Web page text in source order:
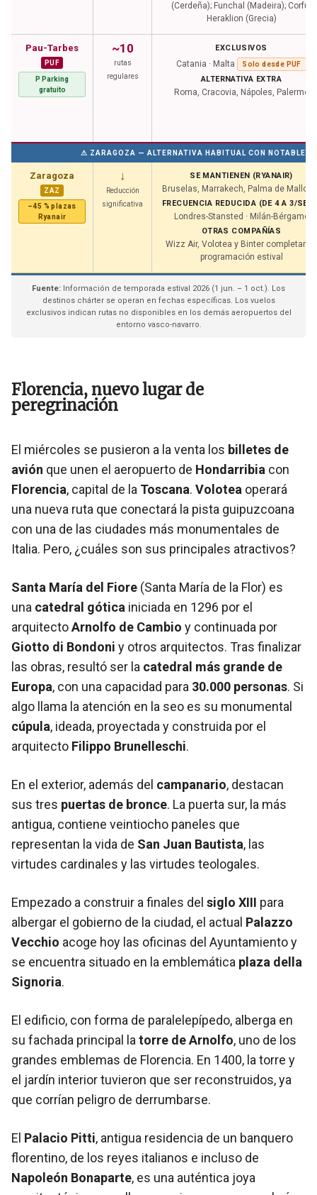
(Cerdeña); Funchal (Madeira); Corfú,
Heraklion (Grecia)
Pau-Tarbes
PUF
P Parking
gratuito
~10
rutas
regulares
EXCLUSIVOS
Catania · Malta Solo desde PUF
ALTERNATIVA EXTRA
Roma, Cracovia, Nápoles, Palermo
⚠ ZARAGOZA — ALTERNATIVA HABITUAL CON NOTABLE
Zaragoza
ZAZ
–45 % plazas
Ryanair
↓
Reducción
significativa
SE MANTIENEN (RYANAIR)
Bruselas, Marrakech, Palma de
FRECUENCIA REDUCIDA (DE 4 A 3/
Londres-Stansted · Milán-Bérgamo
OTRAS COMPAÑÍAS
Wizz Air, Volotea y Binter completan la
programación estival
Fuente: Información de temporada estival 2026 (1 jun. – 1 oct.). Los
destinos chárter se operan en fechas específicas. Los vuelos
exclusivos indican rutas no disponibles en los demás aeropuertos del
entorno vasco-navarro.
Florencia, nuevo lugar de
peregrinación
El miércoles se pusieron a la venta los billetes de
avión que unen el aeropuerto de Hondarribia con
Florencia, capital de la Toscana. Volotea operará
una nueva ruta que conectará la pista guipuzcoana
con una de las ciudades más monumentales de
Italia. Pero, ¿cuáles son sus principales atractivos?
Santa María del Fiore (Santa María de la Flor) es
una catedral gótica iniciada en 1296 por el
arquitectoArnolfo de Cambio y continuada por
Giotto di Bondoni y otros arquitectos. Tras finalizar
las obras, resultó ser la catedral más grande de
Europa, con una capacidad para 30.000 personas. Si
algo llama la atención en la seo es su monumental
cúpula, ideada, proyectada y construida por el
arquitecto Filippo Brunelleschi.
En el exterior, además del campanario, destacan
sus tres puertas de bronce. La puerta sur, la más
antigua, contiene veintiocho paneles que
representan la vida de San Juan Bautista, las
virtudes cardinales y las virtudes teologales.
Empezado a construir a finales del siglo XIII para
albergar el gobierno de la ciudad, el actual Palazzo
Vecchio acoge hoy las oficinas del Ayuntamiento y
se encuentra situado en la emblemática plaza della
Signoria.
El edificio, con forma de paralelepípedo, alberga en
su fachada principal la torre de Arnolfo, uno de los
grandes emblemas de Florencia. En 1400, la torre y
el jardín interior tuvieron que ser reconstruidos, ya
que corrían peligro de derrumbarse.
El Palacio Pitti, antigua residencia de un banquero
florentino, de los reyes italianos e incluso de
Napoleón Bonaparte, es una auténtica joya